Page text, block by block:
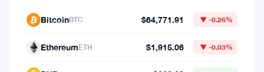
Dubaï,
réussi
BitcoinBTC $64,771.91 ▼ -0.26%
EthereumETH $1,915.06 ▼ -0.03%